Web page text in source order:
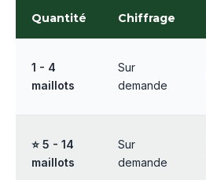
Quantité Chiffrage
1 - 4
maillots
Sur
demande
⭐ 5 - 14
maillots
Sur
demande